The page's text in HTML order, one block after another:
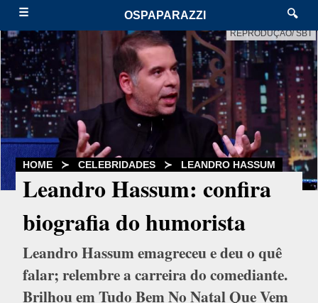
☰ OSPAPARAZZI 🔍
REPRODUÇÃO/ SBT
HOME ≻ CELEBRIDADES ≻ LEANDRO HASSUM
Leandro Hassum: confira
biografia do humorista
Leandro Hassum emagreceu e deu o quê
falar; relembre a carreira do comediante.
Brilhou em Tudo Bem No Natal Que Vem